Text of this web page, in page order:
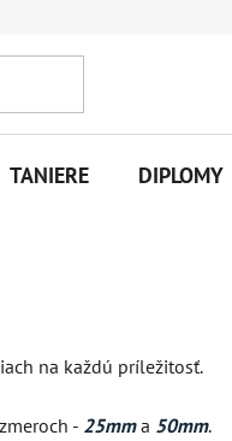
TANIERE DIPLOMY
na každú príležitosť.
- 25mm a 50mm.